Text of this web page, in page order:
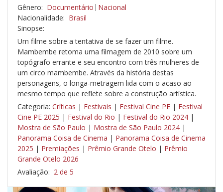
Gênero: Documentário Nacional
Nacionalidade: Brasil
Sinopse:
Um filme sobre a tentativa de se fazer um filme.
Mambembe retoma uma filmagem de 2010 sobre um
topógrafo errante e seu encontro com três mulheres de
um circo mambembe. Através da história destas
personagens, o longa-metragem lida com o acaso ao
mesmo tempo que reflete sobre a construção artística.
Categoria: Críticas | Festivais | Festival Cine PE | Festival
Cine PE 2025 | Festival do Rio | Festival do Rio 2024 |
Mostra de São Paulo | Mostra de São Paulo 2024 |
Panorama Coisa de Cinema | Panorama Coisa de Cinema
2025 | Premiações | Prêmio Grande Otelo | Prêmio
Grande Otelo 2026
Avaliação: 2 de 5